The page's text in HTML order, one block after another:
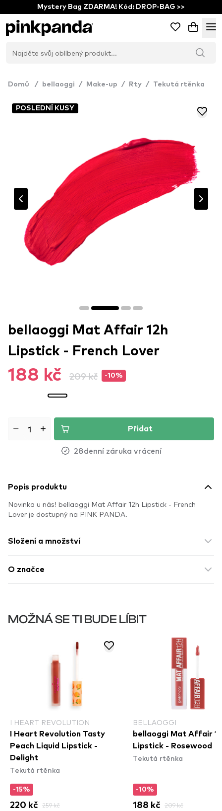
Mystery Bag ZDARMA! Kód: DROP-BAG >>
Domů / bellaoggi / Make-up / Rty / Tekutá rtěnka
POSLEDNÍ KUSY
bellaoggi Mat Affair 12h
Lipstick - French Lover
188 kč 209 kč -10%
Přidat
28denní záruka vrácení
Popis produktu
Novinka u nás! bellaoggi Mat Affair 12h Lipstick - French
Lover je dostupný na PINK PANDA.
Složení a množství
O značce
MOŽNÁ SE TI BUDE LÍBIT
I HEART REVOLUTION
I Heart Revolution Tasty
Peach Liquid Lipstick -
Delight
Tekutá rtěnka
-15%
220 kč 259 kč
BELLAOGGI
bellaoggi Mat Affair
Lipstick - Rosewood
Tekutá rtěnka
-10%
188 kč 209 kč